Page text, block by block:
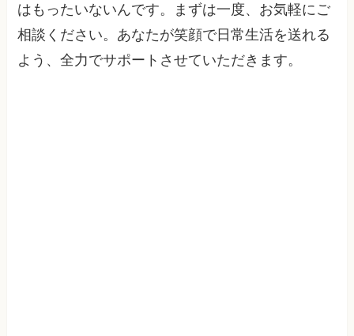
はもったいないんです。まずは一度、お気軽にご
相談ください。あなたが笑顔で日常生活を送れる
よう、全力でサポートさせていただきます。